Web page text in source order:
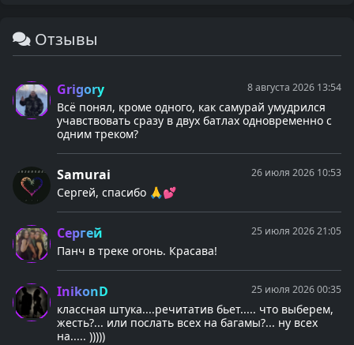
Отзывы
Grigory 8 августа 2026 13:54
Всё понял, кроме одного, как самурай умудрился
учавствовать сразу в двух батлах одновременно с
одним треком?
Samurai 26 июля 2026 10:53
Сергей, спасибо 🙏💕
Сергей 25 июля 2026 21:05
Панч в треке огонь. Красава!
InikonD 25 июля 2026 00:35
классная штука....речитатив бьет..... что выберем,
жесть?... или послать всех на багамы?... ну всех
на..... )))))